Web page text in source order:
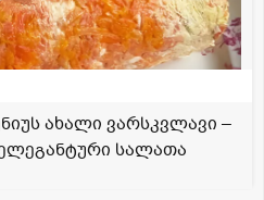
ახალი ვარსკვლავი –
სალათა